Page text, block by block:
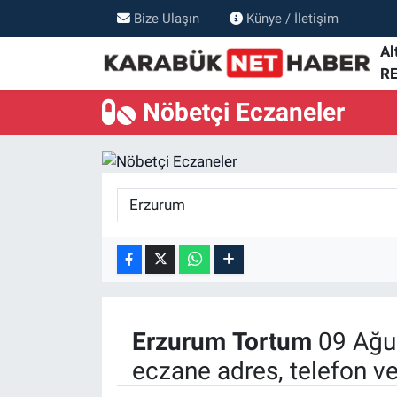
Bize Ulaşın Künye / İletişim
Nöbetçi Eczaneler
Erzurum Tortum 09
eczane adres, telefon